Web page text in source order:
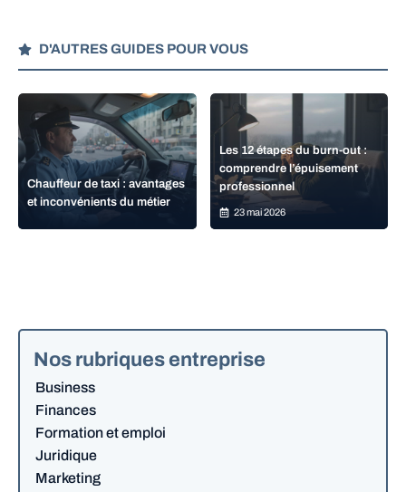
D'AUTRES GUIDES POUR VOUS
Chauffeur de taxi : avantages
et inconvénients du métier
Les 12 étapes du burn-out :
comprendre l’épuisement
professionnel
23 mai 2026
Nos rubriques entreprise
Business
Finances
Formation et emploi
Juridique
Marketing